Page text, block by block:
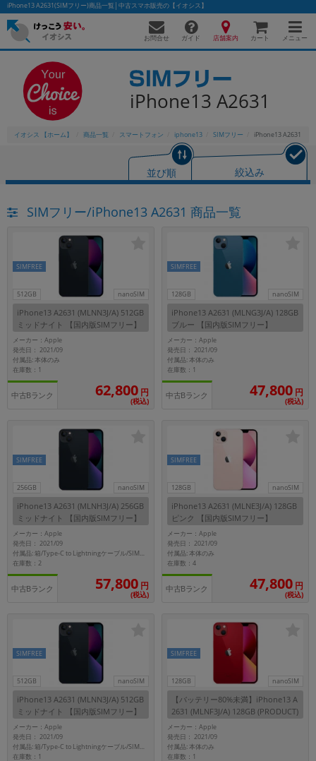
iPhone13 A2631(SIMフリー)商品一覧│中古スマホ販売の【イオシス】
お問合せ ガイド 店舗案内 カート メニュー
iPhone13 A2631
イオシス 【ホーム】 商品一覧 スマートフォン iphone13 SIMフリー iPhone13 A2631
並び順 絞込み
SIMフリー/iPhone13 A2631 商品一覧
512GB nanoSIM
SIMFREE
iPhone13 A2631 (MLNN3J/A) 512GB
ミッドナイト 【国内版SIMフリー】
メーカー：Apple
発売日： 2021/09
付属品: 本体のみ
在庫数：1
中古Bランク 62,800 円
(税込)
128GB nanoSIM
SIMFREE
iPhone13 A2631 (MLNG3J/A) 128GB
ブルー 【国内版SIMフリー】
メーカー：Apple
発売日： 2021/09
付属品: 本体のみ
在庫数：1
中古Bランク 47,800 円
(税込)
256GB nanoSIM
SIMFREE
iPhone13 A2631 (MLNH3J/A) 256GB
ミッドナイト 【国内版SIMフリー】
メーカー：Apple
発売日： 2021/09
付属品: 箱/Type-C to Lightningケーブル/SIMカードツール/マニュアル
在庫数：2
中古Bランク 57,800 円
(税込)
128GB nanoSIM
SIMFREE
iPhone13 A2631 (MLNE3J/A) 128GB
ピンク 【国内版SIMフリー】
メーカー：Apple
発売日： 2021/09
付属品: 本体のみ
在庫数：4
中古Bランク 47,800 円
(税込)
512GB nanoSIM
SIMFREE
iPhone13 A2631 (MLNN3J/A) 512GB
ミッドナイト 【国内版SIMフリー】
メーカー：Apple
発売日： 2021/09
付属品: 箱/Type-C to Lightningケーブル/SIMカードツール/マニュアル
在庫数：1
128GB nanoSIM
SIMFREE
【バッテリー80%未満】iPhone13 A
2631 (MLNF3J/A) 128GB (PRODUCT)
RED 【国内版SIMフリー】
メーカー：Apple
発売日： 2021/09
付属品: 本体のみ
在庫数：1
かんたんパソコン検索に切り替える
人気の検索ワード： Let's noteEliteBookMacBook
カテゴリー
「スマートフォン」「タブレット」など
シリーズ
「iPhone」「Xperia」「Galaxy」など
メーカー
製造、販売メーカーの絞り込み
「Apple」「SONY」「SHARP」など
機能・特徴
ドライブの絞り込み
ランク
商品状態の絞り込み
「新品」「未使用」「中古」など
CPU
CPUの絞り込み
容量
~
モニタサイズ